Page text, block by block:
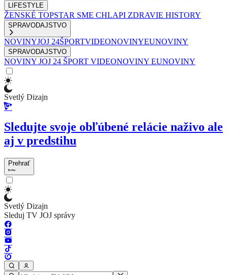
LIFESTYLE
ŽENSKÉ TOPSTAR SME CHLAPI ZDRAVIE HISTORY
SPRAVODAJSTVO
NOVINYJOJ 24ŠPORTVIDEONOVINYEUNOVINY
SPRAVODAJSTVO
NOVINY JOJ 24 ŠPORT VIDEONOVINY EUNOVINY
Svetlý Dizajn
Sledujte svoje obľúbené relácie naživo ale
aj v predstihu
Prehrať
Svetlý Dizajn
Sleduj TV JOJ správy